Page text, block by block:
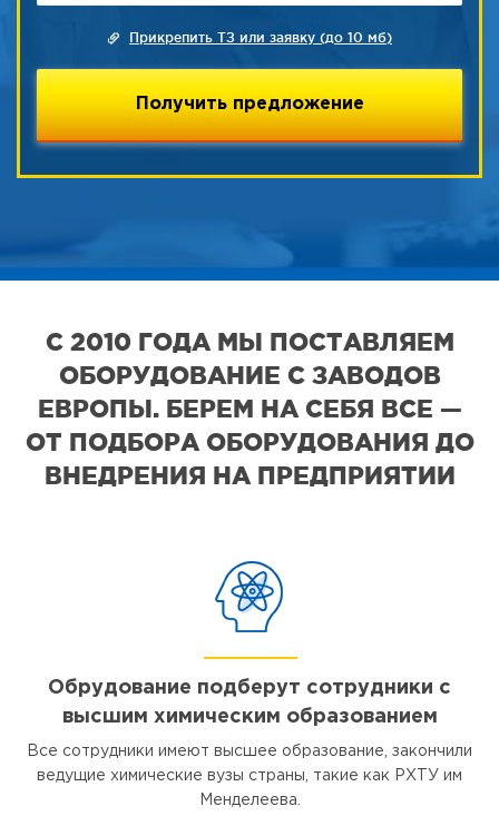
Прикрепить ТЗ или заявку (до 10 мб)
С 2010 ГОДА МЫ ПОСТАВЛЯЕМ
ОБОРУДОВАНИЕ С ЗАВОДОВ
ЕВРОПЫ. БЕРЕМ НА СЕБЯ ВСЕ —
ОТ ПОДБОРА ОБОРУДОВАНИЯ ДО
ВНЕДРЕНИЯ НА ПРЕДПРИЯТИИ
Обрудование подберут сотрудники с
высшим химическим образованием
Все сотрудники имеют высшее образование, закончили
ведущие химические вузы страны, такие как РХТУ им
Менделеева.